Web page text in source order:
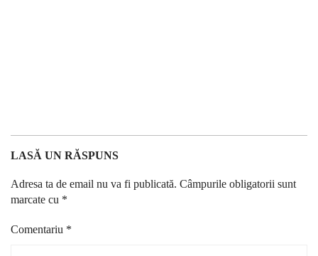
LASĂ UN RĂSPUNS
Adresa ta de email nu va fi publicată. Câmpurile obligatorii sunt
marcate cu *
Comentariu *